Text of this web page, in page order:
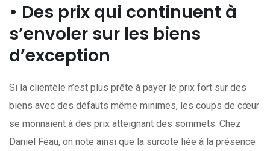
• Des prix qui continuent à
s’envoler sur les biens
d’exception
Si la clientèle n’est plus prête à payer le prix fort sur des
biens avec des défauts même minimes, les coups de cœur
se monnaient à des prix atteignant des sommets. Chez
Daniel Féau, on note ainsi que la surcote liée à la présence